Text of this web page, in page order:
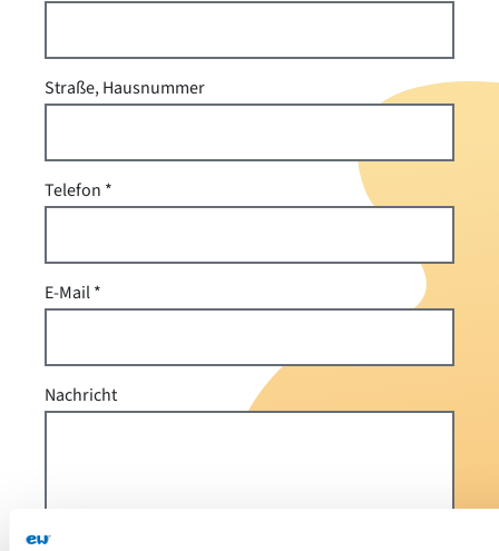
Straße, Hausnummer
Telefon
E-Mail
Nachricht